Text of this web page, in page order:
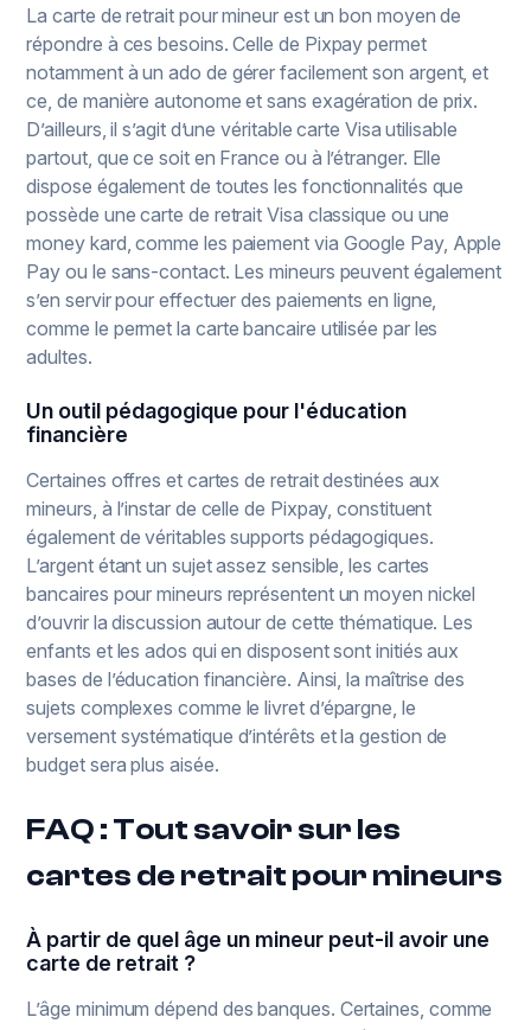
La carte de retrait pour mineur est un bon moyen de
répondre à ces besoins. Celle de Pixpay permet
notamment à un ado de gérer facilement son argent, et
ce, de manière autonome et sans exagération de prix.
D’ailleurs, il s’agit d’une véritable carte Visa utilisable
partout, que ce soit en France ou à l’étranger. Elle
dispose également de toutes les fonctionnalités que
possède une carte de retrait Visa classique ou une
money kard, comme les paiement via Google Pay, Apple
Pay ou le sans-contact. Les mineurs peuvent également
s’en servir pour effectuer des paiements en ligne,
comme le permet la carte bancaire utilisée par les
adultes.
Un outil pédagogique pour l'éducation
financière
Certaines offres et cartes de retrait destinées aux
mineurs, à l’instar de celle de Pixpay, constituent
également de véritables supports pédagogiques.
L’argent étant un sujet assez sensible, les cartes
bancaires pour mineurs représentent un moyen nickel
d’ouvrir la discussion autour de cette thématique. Les
enfants et les ados qui en disposent sont initiés aux
bases de l’éducation financière. Ainsi, la maîtrise des
sujets complexes comme le livret d’épargne, le
versement systématique d’intérêts et la gestion de
budget sera plus aisée.
FAQ : Tout savoir sur les
cartes de retrait pour mineurs
À partir de quel âge un mineur peut-il avoir une
carte de retrait ?
L’âge minimum dépend des banques. Certaines, comme